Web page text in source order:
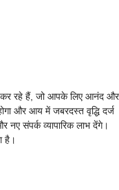
कर रहे हैं, जो आपके लिए आनंद और
और आय में जबरदस्त वृद्धि दर्ज
नए संपर्क व्यापारिक लाभ देंगे।
है।